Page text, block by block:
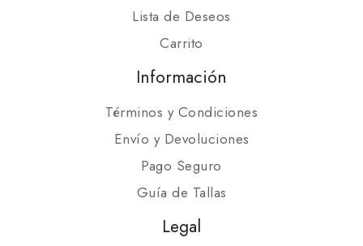
Lista de Deseos
Carrito
Información
Términos y Condiciones
Envío y Devoluciones
Pago Seguro
Guía de Tallas
Legal